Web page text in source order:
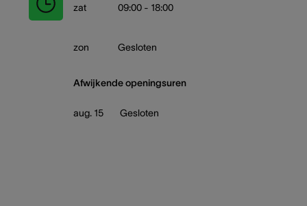
zat 09:00 - 18:00
zon Gesloten
Afwijkende openingsuren
aug. 15 Gesloten